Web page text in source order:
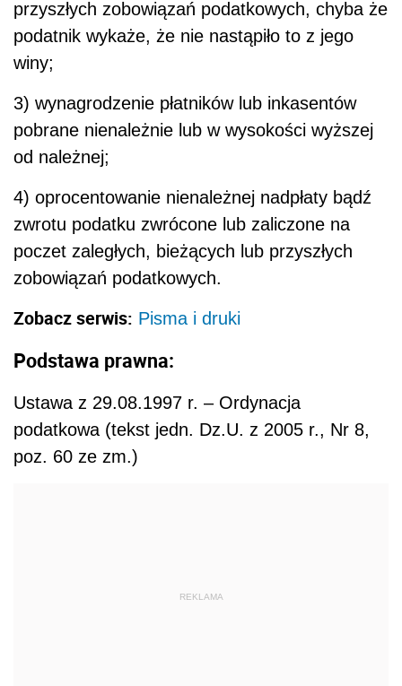
przyszłych zobowiązań podatkowych, chyba że
podatnik wykaże, że nie nastąpiło to z jego
winy;
3) wynagrodzenie płatników lub inkasentów
pobrane nienależnie lub w wysokości wyższej
od należnej;
4) oprocentowanie nienależnej nadpłaty bądź
zwrotu podatku zwrócone lub zaliczone na
poczet zaległych, bieżących lub przyszłych
zobowiązań podatkowych.
Zobacz serwis: Pisma i druki
Podstawa prawna:
Ustawa z 29.08.1997 r. – Ordynacja
podatkowa (tekst jedn. Dz.U. z 2005 r., Nr 8,
poz. 60 ze zm.)
REKLAMA